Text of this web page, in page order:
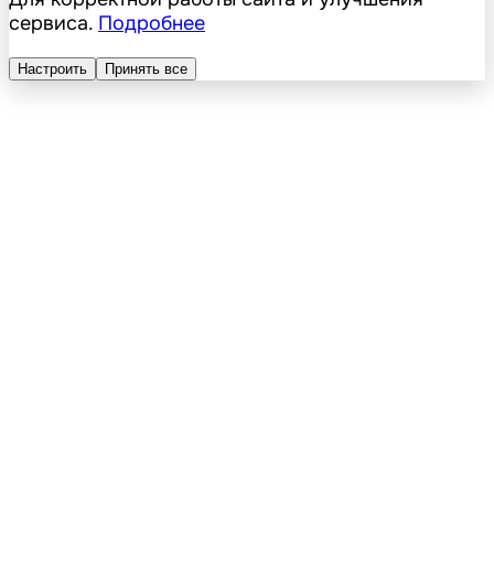
сервиса. Подробнее
Настроить Принять все